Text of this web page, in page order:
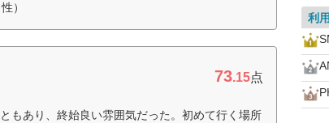
）
73.15点
もあり、終始良い雰囲気だった。初めて行く場所
利